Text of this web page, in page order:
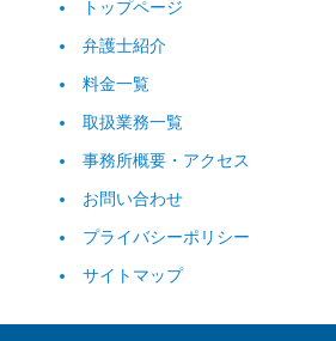
トップページ
弁護士紹介
料金一覧
取扱業務一覧
事務所概要・アクセス
お問い合わせ
プライバシーポリシー
サイトマップ